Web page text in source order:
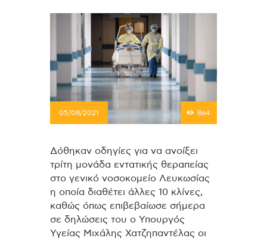
05/08/2021 864
Δόθηκαν οδηγίες για να ανοίξει
τρίτη μονάδα εντατικής θεραπείας
στο γενικό νοσοκομείο Λευκωσίας
η οποία διαθέτει άλλες 10 κλίνες,
καθώς όπως επιβεβαίωσε σήμερα
σε δηλώσεις του ο Υπουργός
Υγείας Μιχάλης Χατζηπαντέλας οι